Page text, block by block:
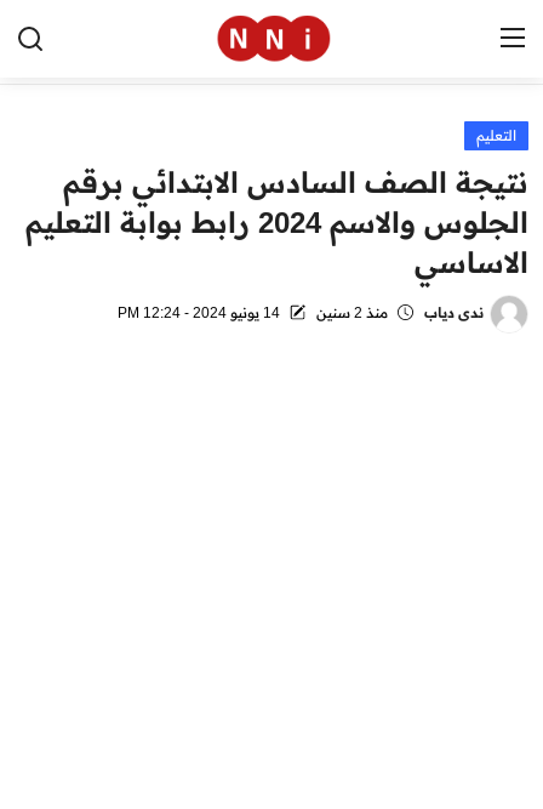
الرئيسية
اخبار مصر
العالم
الرياضة
التعليم
نتيجة الصف السادس الابتدائي برقم
الجلوس والاسم 2024 رابط بوابة التعليم
الاساسي
ندى دياب منذ 2 سنين 14 يونيو 2024 - 12:24 PM